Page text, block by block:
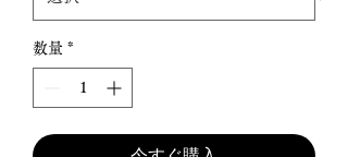
数量 *